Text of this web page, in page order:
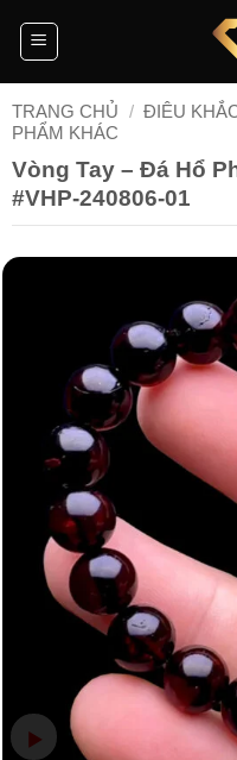
TRANG CHỦ / ĐIÊU
PHẨM KHÁC
Vòng Tay – Đá Hổ
#VHP-240806-01